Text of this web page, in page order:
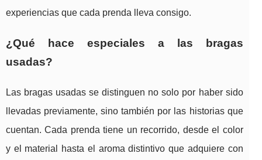
experiencias que cada prenda lleva consigo.
¿Qué hace especiales a las bragas
usadas?
Las bragas usadas se distinguen no solo por haber sido
llevadas previamente, sino también por las historias que
cuentan. Cada prenda tiene un recorrido, desde el color
y el material hasta el aroma distintivo que adquiere con